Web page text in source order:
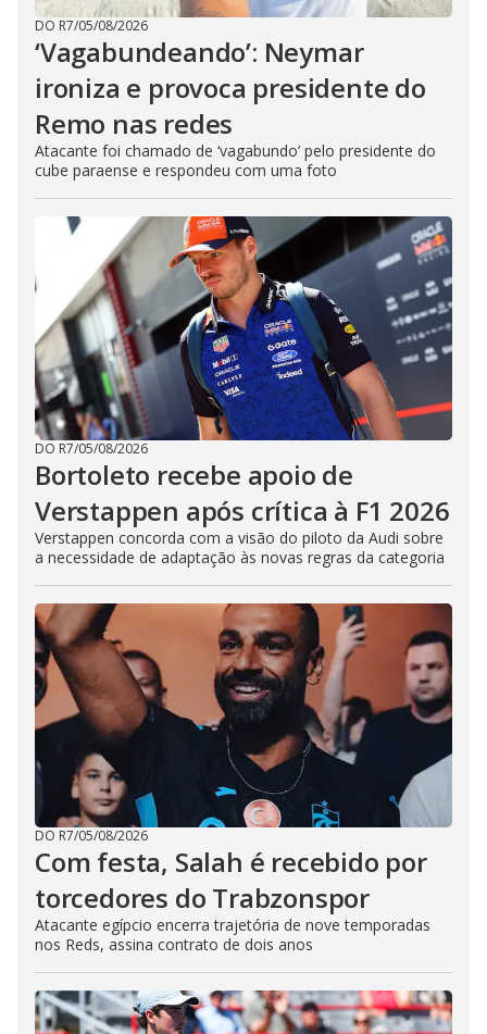
DO R7/05/08/2026
‘Vagabundeando’: Neymar
ironiza e provoca presidente do
Remo nas redes
Atacante foi chamado de ‘vagabundo’ pelo presidente do
cube paraense e respondeu com uma foto
DO R7/05/08/2026
Bortoleto recebe apoio de
Verstappen após crítica à F1 2026
Verstappen concorda com a visão do piloto da Audi sobre
a necessidade de adaptação às novas regras da categoria
DO R7/05/08/2026
Com festa, Salah é recebido por
torcedores do Trabzonspor
Atacante egípcio encerra trajetória de nove temporadas
nos Reds, assina contrato de dois anos